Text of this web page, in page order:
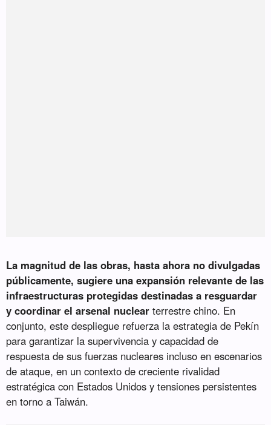
La magnitud de las obras, hasta ahora no divulgadas
públicamente, sugiere una expansión relevante de las
infraestructuras protegidas destinadas a resguardar
y coordinar el arsenal nuclear terrestre chino. En
conjunto, este despliegue refuerza la estrategia de Pekín
para garantizar la supervivencia y capacidad de
respuesta de sus fuerzas nucleares incluso en escenarios
de ataque, en un contexto de creciente rivalidad
estratégica con Estados Unidos y tensiones persistentes
en torno a Taiwán.